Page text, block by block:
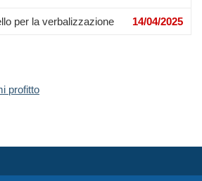
per la verbalizzazione 14/04/2025
profitto